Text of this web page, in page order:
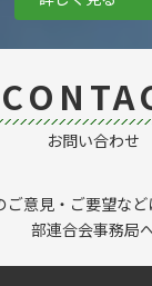
お問い合わせ
ご意見・ご要望な
部連合会事務局